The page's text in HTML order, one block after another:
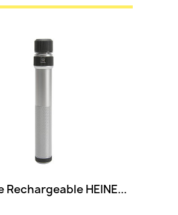
Rechargeable HEINE...